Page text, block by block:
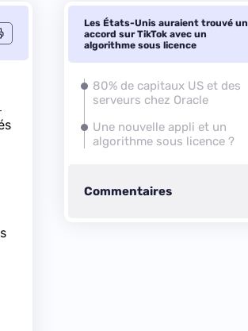
Les États-Unis auraient trouvé un
accord sur TikTok avec un
algorithme sous licence
80% de capitaux US et des
serveurs chez Oracle
Une nouvelle appli et un
algorithme sous licence ?
Commentaires